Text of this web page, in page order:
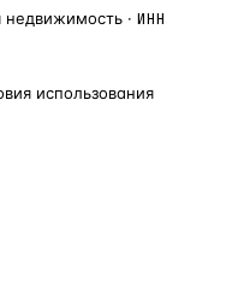
· ИНН
использования